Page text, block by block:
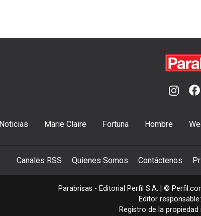
Noticias Marie Claire Fortuna Hombre
Canales RSS Quienes Somos Contáctenos
Parabrisas - Editorial Perfil S.A. | ©
Editor
Registro de la